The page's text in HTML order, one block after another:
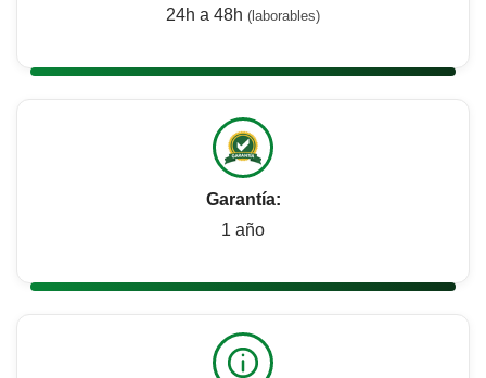
24h a 48h (laborables)
Garantía:
1 año